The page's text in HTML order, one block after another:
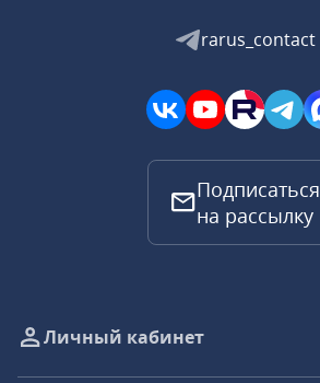
rarus_contact
Подписаться
на рассылку
Личный кабинет